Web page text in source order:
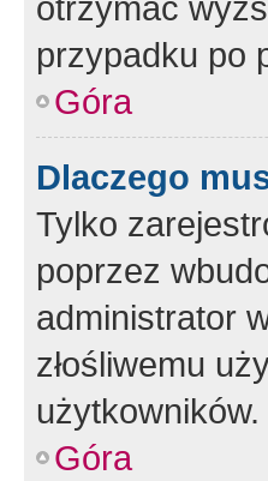
przypadku po
Góra
Dlaczego
Tylko
poprzez
administrator
złośliwemu
użytkowników.
Góra